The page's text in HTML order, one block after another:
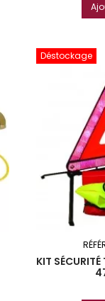
Déstockage
KIT